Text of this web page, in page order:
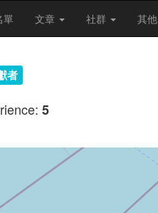
單 文章 社群 其他
者
5